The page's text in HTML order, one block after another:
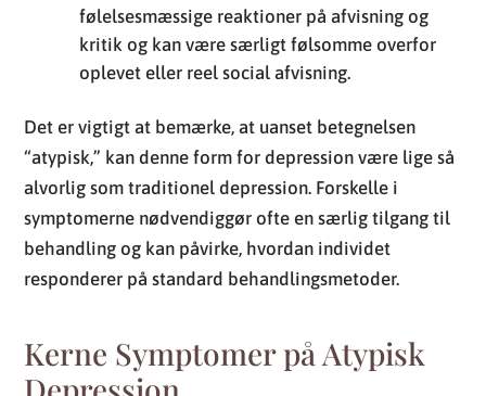
“atypisk,” kan denne form for depression være lige så
alvorlig som traditionel depression. Forskelle i
symptomerne nødvendiggør ofte en særlig tilgang til
responderer på standard behandlingsmetoder.
Kerne Symptomer på Atypisk
Depression